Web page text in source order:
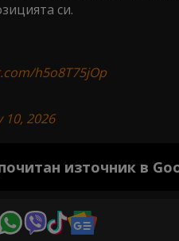
си.
h5o8T75jOp
10, 2026
източник в